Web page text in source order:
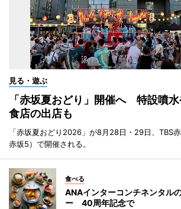
見る・遊ぶ
「赤坂夏おどり」開催へ 特設噴
食店の出店も
「赤坂夏おどり2026」が8月28日・29日、TBS
赤坂5）で開催される。
食べる
ANAインターコンチネンタル
ー 40周年記念で